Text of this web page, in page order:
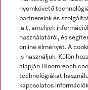
Miele a YouTube-on
Miele a Miele az
nyomkövető
partnereink és
jait, amelyek
használatáról, és
online élményét. A
is használjuk. Külön
alapján Bloomreach
technológiákat
kapcsolatos